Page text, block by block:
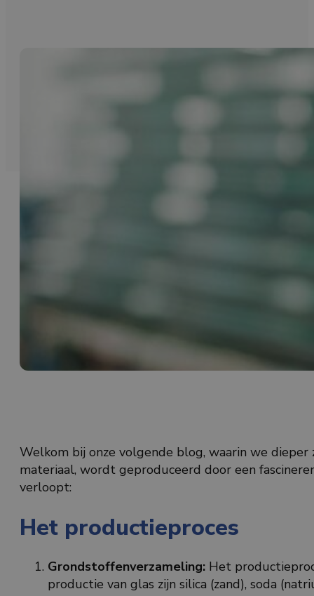
Welkom bij onze volgende blog, waarin we
materiaal, wordt geproduceerd door een
verloopt:
Het productieproces
Grondstoffenverzameling: Het
productie van glas zijn silica (zand), soda